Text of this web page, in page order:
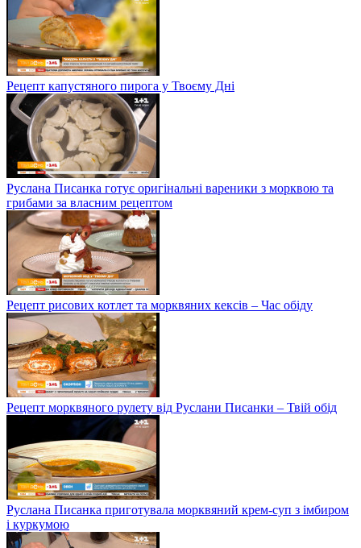
Рецепт капустяного пирога у Твоєму Дні
Руслана Писанка готує оригінальні вареники з морквою та
грибами за власним рецептом
Рецепт рисових котлет та морквяних кексів – Час обіду
Рецепт морквяного рулету від Руслани Писанки – Твій обід
Руслана Писанка приготувала морквяний крем-суп з імбиром
і куркумою